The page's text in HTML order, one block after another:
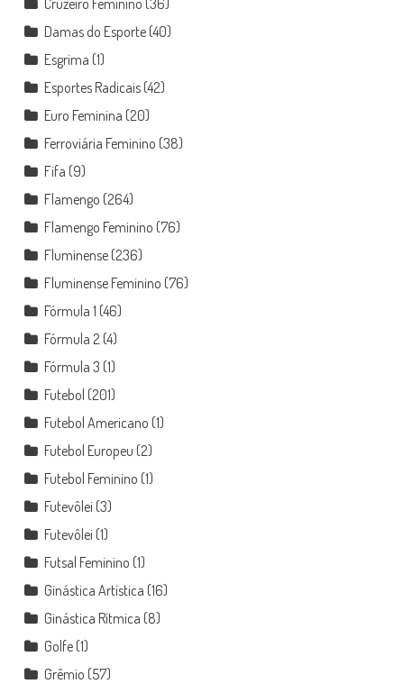
Damas do Esporte(40)
Esgrima (1)
Esportes Radicais(42)
Euro Feminina (20)
Ferroviária Feminino (38)
Fifa (9)
Flamengo (264)
Flamengo Feminino (76)
Fluminense(236)
Fluminense Feminino (76)
Fórmula 1 (46)
Fórmula 2 (4)
Fórmula 3 (1)
Futebol (201)
Futebol Americano (1)
Futebol Europeu (2)
Futebol Feminino (1)
Futevôlei (3)
Futevôlei (1)
Futsal Feminino (1)
Ginástica Artística (16)
Ginástica Rítmica (8)
Golfe(1)
Grêmio (57)